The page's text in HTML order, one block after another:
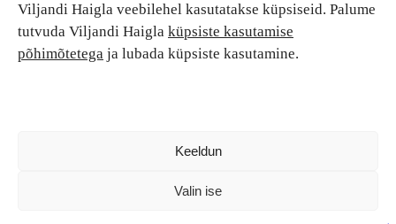
Viljandi Haigla veebilehel kasutatakse küpsiseid. Palume
tutvuda Viljandi Haigla küpsiste kasutamise
põhimõtetega ja lubada küpsiste kasutamine.
Keeldun
Valin ise
Patsiendi turvalisus ja õigused
Patsiendi õigused ja kohustused
Patsiendiohutus
Patsientide nõukoda